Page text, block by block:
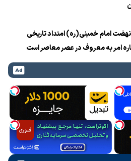
امام خمینی(ره) امتداد تاریخی
امر به معروف در عصر معاصر است